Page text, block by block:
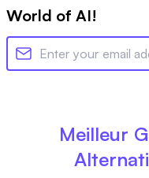
World of AI!
Meilleur